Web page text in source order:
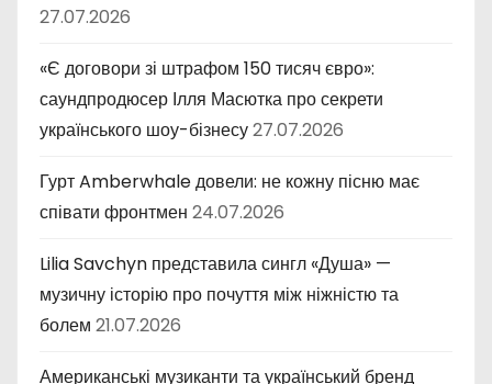
27.07.2026
«Є договори зі штрафом 150 тисяч євро»:
саундпродюсер Ілля Масютка про секрети
українського шоу-бізнесу27.07.2026
Гурт Amberwhale довели: не кожну пісню має
співати фронтмен 24.07.2026
Lilia Savchyn представила сингл «Душа» —
музичну історію про почуття між ніжністю та
болем 21.07.2026
Американські музиканти та український бренд